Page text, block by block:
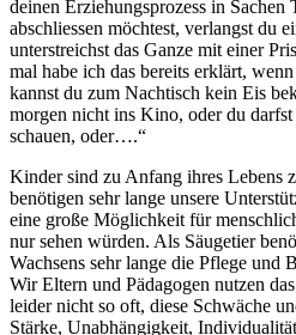
deinen Erziehungsprozess in
abschliessen möchtest, verlangst du
unterstreichst das Ganze mit einer
mal habe ich das bereits erklärt,
kannst du zum Nachtisch kein Eis
morgen nicht ins Kino, oder du
schauen, oder….“
Kinder sind zu Anfang ihres Lebens
benötigen sehr lange unsere
eine große Möglichkeit für
nur sehen würden. Als Säugetier
Wachsens sehr lange die Pflege und
Wir Eltern und Pädagogen nutzen
leider nicht so oft, diese Schwäche
Stärke, Unabhängigkeit,